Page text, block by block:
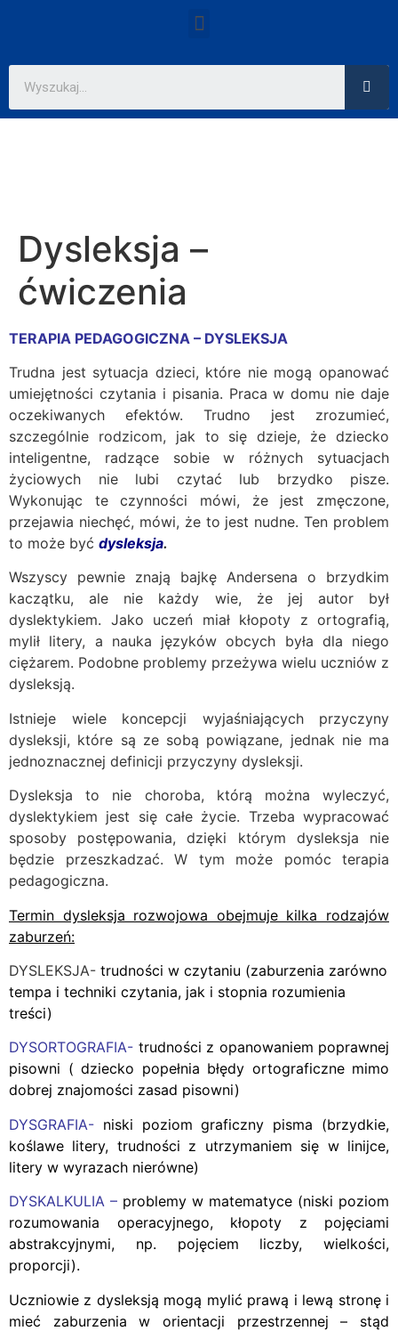
Dysleksja –
ćwiczenia
TERAPIA PEDAGOGICZNA – DYSLEKSJA
Trudna jest sytuacja dzieci, które nie mogą opanować
umiejętności czytania i pisania. Praca w domu nie daje
oczekiwanych efektów. Trudno jest zrozumieć,
szczególnie rodzicom, jak to się dzieje, że dziecko
inteligentne, radzące sobie w różnych sytuacjach
życiowych nie lubi czytać lub brzydko pisze.
Wykonując te czynności mówi, że jest zmęczone,
przejawia niechęć, mówi, że to jest nudne. Ten problem
to może być dysleksja.
Wszyscy pewnie znają bajkę Andersena o brzydkim
kaczątku, ale nie każdy wie, że jej autor był
dyslektykiem. Jako uczeń miał kłopoty z ortografią,
mylił litery, a nauka języków obcych była dla niego
ciężarem. Podobne problemy przeżywa wielu uczniów z
dysleksją.
Istnieje wiele koncepcji wyjaśniających przyczyny
dysleksji, które są ze sobą powiązane, jednak nie ma
jednoznacznej definicji przyczyny dysleksji.
Dysleksja to nie choroba, którą można wyleczyć,
dyslektykiem jest się całe życie. Trzeba wypracować
sposoby postępowania, dzięki którym dysleksja nie
będzie przeszkadzać. W tym może pomóc terapia
pedagogiczna.
Termin dysleksja rozwojowa obejmuje kilka rodzajów
zaburzeń:
DYSLEKSJA- trudności w czytaniu (zaburzenia zarówno
tempa i techniki czytania, jak i stopnia rozumienia
treści)
DYSORTOGRAFIA- trudności z opanowaniem poprawnej
pisowni ( dziecko popełnia błędy ortograficzne mimo
dobrej znajomości zasad pisowni)
DYSGRAFIA- niski poziom graficzny pisma (brzydkie,
koślawe litery, trudności z utrzymaniem się w linijce,
litery w wyrazach nierówne)
DYSKALKULIA – problemy w matematyce (niski poziom
rozumowania operacyjnego, kłopoty z pojęciami
abstrakcyjnymi, np. pojęciem liczby, wielkości,
proporcji).
Uczniowie z dysleksją mogą mylić prawą i lewą stronę i
mieć zaburzenia w orientacji przestrzennej – stąd